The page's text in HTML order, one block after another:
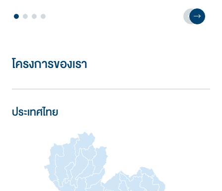
โครงการของเรา
ประเทศไทย